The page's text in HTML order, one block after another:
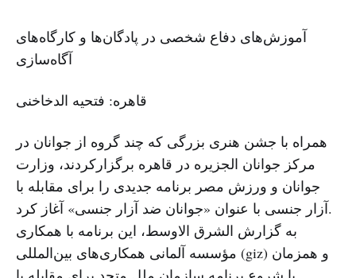
آموزش‌های دفاع شخصی در پادگان‌ها و کارگاه‌های
آگاه‌سازی
قاهره: فتحیه الدخاخنی
همراه با جشن هنری بزرگی که چند گروه از جوانان در
مرکز جوانان الجزیره در قاهره برگزارکردند، وزارت
جوانان و ورزش مصر برنامه جدیدی را برای مقابله با
آزار جنسی با عنوان «جوانان ضد آزار جنسی» آغاز کرد.
به گزارش الشرق الاوسط، این برنامه با همکاری
مؤسسه آلمانی همکاری‌های بین‌المللی (giz) و همزمان